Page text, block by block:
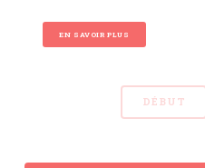
EN SAVOIR PLUS
DÉBUT